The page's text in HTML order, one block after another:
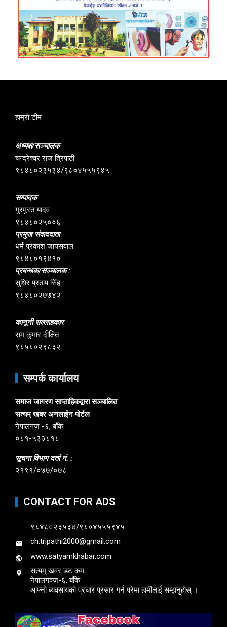
हाम्रो टीम
अध्यक्ष/सञ्चालक
चन्द्रेश्वर राज त्रिपाठी
९८४८०२३५३४/९८०४५५५९४५
सम्पादक
गुरमुरत यादव
९८४८०२५००६
प्रमुख संवाददाता
धर्म प्रकाश जायसवाल
९८४८०१९४१०
प्रबन्धक/सञ्चालक :
सुधिर प्रताप सिंह
९८४८०२७७४२
कानूनी सल्लाहकार
राम कुमार दीक्षित
९८५८०२९८३२
सम्पर्क कार्यालय
समाज जागरण साप्ताहिकद्वारा सञ्चालित
सत्यम् खबर अनलाईन पोर्टल
नेपालगंज -६, बाँके
०८१-५३३८१८
सूचना विभाग दर्ता नं. :
२१९१/०७७/०७८
CONTACT FOR ADS
९८४८०२३५३४/९८०४५५५९४५
ch.tripathi2000@gmail.com
www.satyamkhabar.com
सत्यम् खवर डट कम
नेपालगञ्ज-६, बाँके
आफ्नो ब्यवसायको प्रचार प्रसार गर्न परेमा हामीलाई सम्झनुहोस् ।